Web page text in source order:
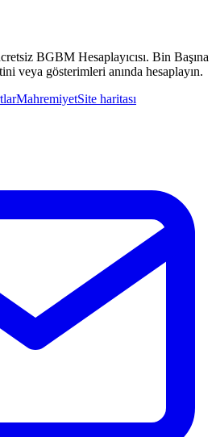
BGBM Hesaplayıcısı. Bin Başına
veya gösterimleri anında hesaplayın.
MahremiyetSite haritası